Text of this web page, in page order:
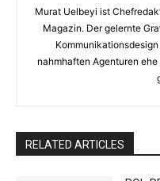
Murat Uelbeyi ist
Magazin. Der gelernte
nahmhaften Agenturen
RELATED ARTICLES